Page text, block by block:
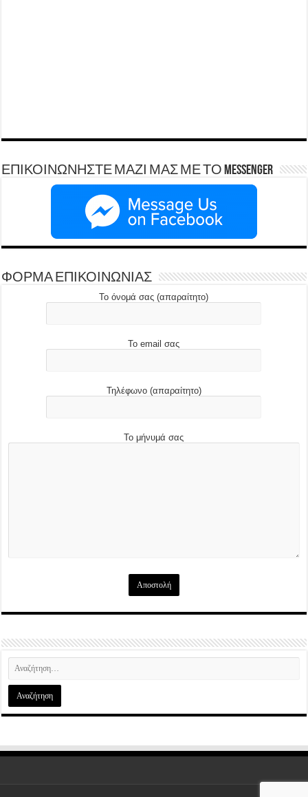
ΕΠΙΚΟΙΝΩΝΗΣΤΕ ΜΑΖΙ ΜΑΣ ΜΕ ΤΟ Messenger
ΦΟΡΜΑ ΕΠΙΚΟΙΝΩΝΙΑΣ
Το όνομά σας (απαραίτητο)
Το email σας
Τηλέφωνο (απαραίτητο)
Το μήνυμά σας